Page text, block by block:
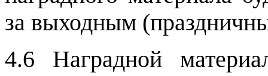
за выходным
4.6 Наградной